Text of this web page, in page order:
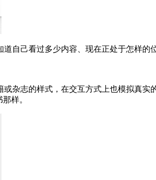
自己看过多少内容、现在正处于怎样
杂志的样式，在交互方式上也模拟真
样。